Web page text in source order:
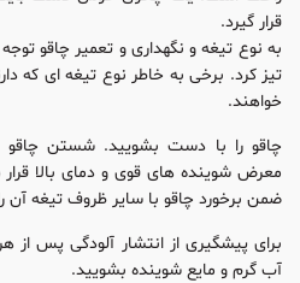
قرار گیرد.
به نوع تیغه و نگهداری و تعمیر چاقو
تیز کرد. برخی به خاطر نوع تیغه ای که
خواهند.
چاقو را با دست بشویید. شستن چاقو
معرض شوینده های قوی و دمای بالا
ضمن برخورد چاقو با سایر ظروف تیغه آن
برای پیشگیری از انتشار آلودگی پس از هر
آب گرم و مایع شوینده بشویید.